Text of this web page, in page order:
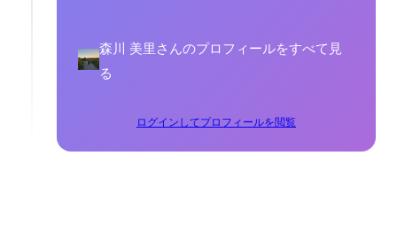
森川 美里さんのプロフィールをすべて見
る
ログインしてプロフィールを閲覧